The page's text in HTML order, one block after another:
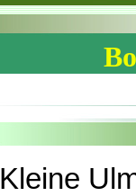
Kleine